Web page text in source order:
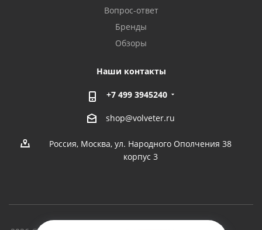
Вопрос-ответ
Бренды
Обзоры
Наши контакты
+7 499 3945240
shop@volveter.ru
Россия, Москва, ул. Народного Ополчения 38
корпус 3